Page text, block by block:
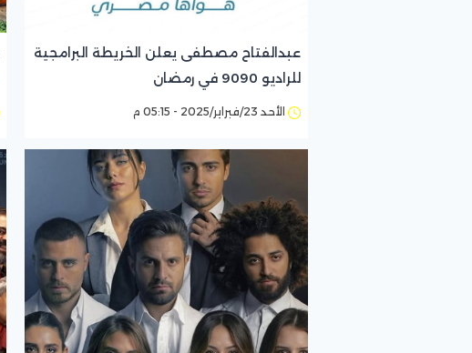
عبدالفتاح مصطفى يعلن الخريطة البرامجية
للراديو 9090 في رمضان
الأحد 23/فبراير/2025 - 05:15 م